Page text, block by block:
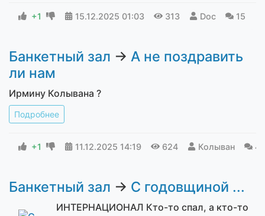
+1 15.12.2025 01:03 313 Doc 15
Банкетный зал → А не поздравить
ли нам
Ирмину Колывана ?
Подробнее
+1 11.12.2025 14:19 624 Колыван
Банкетный зал → С годовщиной ...
ИНТЕРНАЦИОНАЛ Кто-то спал, а кто-то